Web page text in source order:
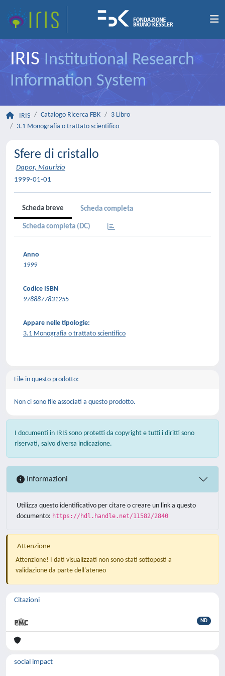
IRIS Institutional Research
Information System
IRIS Catalogo Ricerca FBK
3 Libro
3.1 Monografia o trattato scientifico
Sfere di cristallo
Dapor, Maurizio
1999-01-01
Scheda breve Scheda completa
Scheda completa (DC)
Anno
1999
Codice ISBN
9788877831255
Appare nelle tipologie:
3.1 Monografia o trattato scientifico
File in questo prodotto:
Non ci sono file associati a questo prodotto.
I documenti in IRIS sono protetti da copyright e tutti i diritti sono
riservati, salvo diversa indicazione.
Informazioni
Utilizza questo identificativo per citare o creare un link a questo
documento: https://hdl.handle.net/11582/2840
Attenzione
Attenzione! I dati visualizzati non sono stati sottoposti a
validazione da parte dell'ateneo
Citazioni
ND
social impact